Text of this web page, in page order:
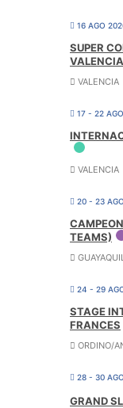
16 AGO
SUPER
VALENCIA
17 - 22
VALENCIA
20 - 23
TEAMS)
24 - 29
STAGE
FRANCES
ORDINO/
28 - 30
GRAND